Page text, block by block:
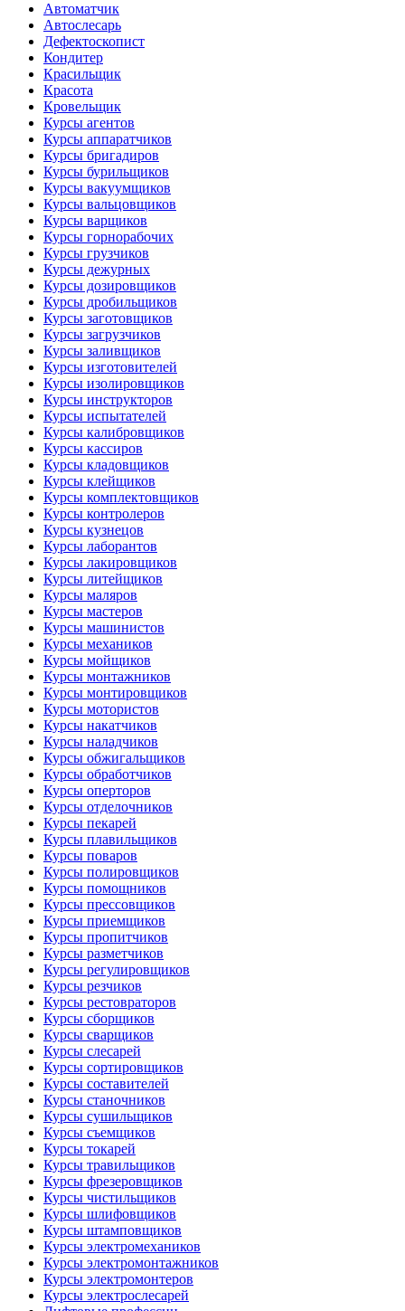
Автоматчик
Автослесарь
Дефектоскопист
Кондитер
Красильщик
Красота
Кровельщик
Курсы агентов
Курсы аппаратчиков
Курсы бригадиров
Курсы бурильщиков
Курсы вакуумщиков
Курсы вальцовщиков
Курсы варщиков
Курсы горнорабочих
Курсы грузчиков
Курсы дежурных
Курсы дозировщиков
Курсы дробильщиков
Курсы заготовщиков
Курсы загрузчиков
Курсы заливщиков
Курсы изготовителей
Курсы изолировщиков
Курсы инструкторов
Курсы испытателей
Курсы калибровщиков
Курсы кассиров
Курсы кладовщиков
Курсы клейщиков
Курсы комплектовщиков
Курсы контролеров
Курсы кузнецов
Курсы лаборантов
Курсы лакировщиков
Курсы литейщиков
Курсы маляров
Курсы мастеров
Курсы машинистов
Курсы механиков
Курсы мойщиков
Курсы монтажников
Курсы монтировщиков
Курсы мотористов
Курсы накатчиков
Курсы наладчиков
Курсы обжигальщиков
Курсы обработчиков
Курсы оперторов
Курсы отделочников
Курсы пекарей
Курсы плавильщиков
Курсы поваров
Курсы полировщиков
Курсы помощников
Курсы прессовщиков
Курсы приемщиков
Курсы пропитчиков
Курсы разметчиков
Курсы регулировщиков
Курсы резчиков
Курсы рестовраторов
Курсы сборщиков
Курсы сварщиков
Курсы слесарей
Курсы сортировщиков
Курсы составителей
Курсы станочников
Курсы сушильщиков
Курсы съемщиков
Курсы токарей
Курсы травильщиков
Курсы фрезеровщиков
Курсы чистильщиков
Курсы шлифовщиков
Курсы штамповщиков
Курсы электромехаников
Курсы электромонтажников
Курсы электромонтеров
Курсы электрослесарей